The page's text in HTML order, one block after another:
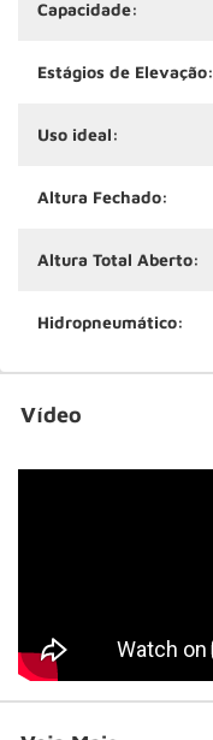
Capacidade:
Estágios de Elevação:
Uso ideal:
Altura Fechado:
Altura Total Aberto:
Hidropneumático:
Vídeo